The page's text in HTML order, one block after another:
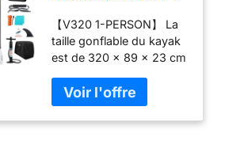
320x89x23cm Bleu
【V320 1-PERSON】 La
taille gonflable du kayak
est de 320 x 89 x 23 cm
charge de 140 kg et se
plie facilement pour être
placé dans le sac de